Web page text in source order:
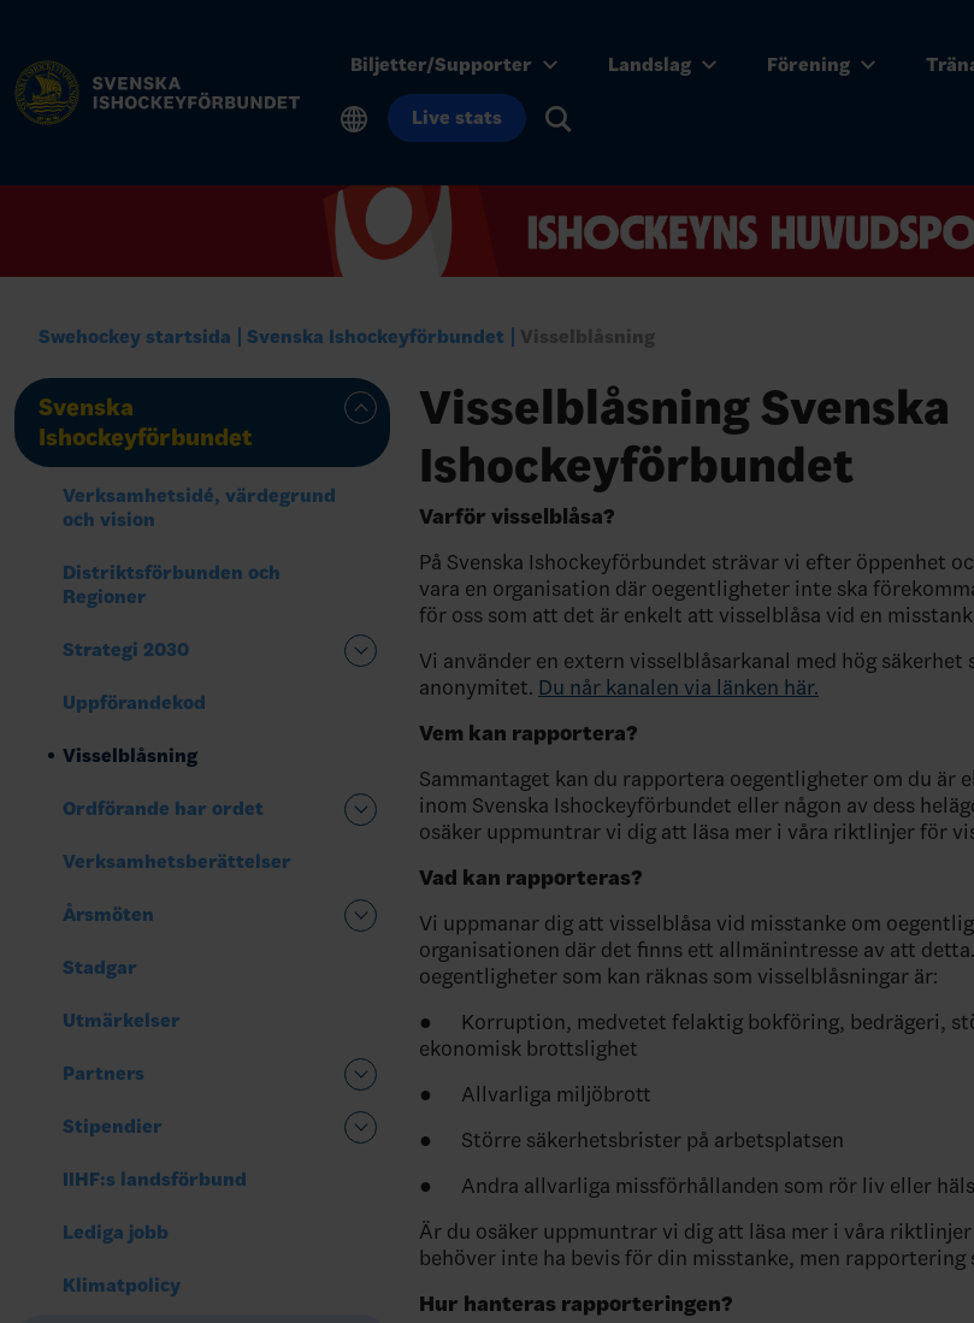
Biljetter/Supporter Landslag Förening
Live stats
Swehockey startsida Svenska Ishockeyförbundet Visselblåsning
Svenska
Ishockeyförbundet
Verksamhetsidé, värdegrund
och vision
Distriktsförbunden och
Regioner
Strategi 2030
Uppförandekod
Visselblåsning
Ordförande har ordet
Verksamhetsberättelser
Årsmöten
Stadgar
Utmärkelser
Partners
Stipendier
IIHF:s landsförbund
Lediga jobb
Klimatpolicy
Visselblåsning Svenska
Ishockeyförbundet
Varför visselblåsa?
På Svenska Ishockeyförbundet strävar vi efter öppenhet
vara en organisation där oegentligheter inte ska
för oss som att det är enkelt att visselblåsa vid en
Vi använder en extern visselblåsarkanal med hög säkerhet
anonymitet. Du når kanalen via länken här.
Vem kan rapportera?
Sammantaget kan du rapportera oegentligheter om du är
inom Svenska Ishockeyförbundet eller någon av dess
osäker uppmuntrar vi dig att läsa mer i våra riktlinjer för
Vad kan rapporteras?
Vi uppmanar dig att visselblåsa vid misstanke om
organisationen där det finns ett allmänintresse av att
oegentligheter som kan räknas som visselblåsningar är:
● Korruption, medvetet felaktig bokföring, bedrägeri,
ekonomisk brottslighet
● Allvarliga miljöbrott
● Större säkerhetsbrister på arbetsplatsen
● Andra allvarliga missförhållanden som rör liv eller
Är du osäker uppmuntrar vi dig att läsa mer i våra
behöver inte ha bevis för din misstanke, men rapportering
Hur hanteras rapporteringen?